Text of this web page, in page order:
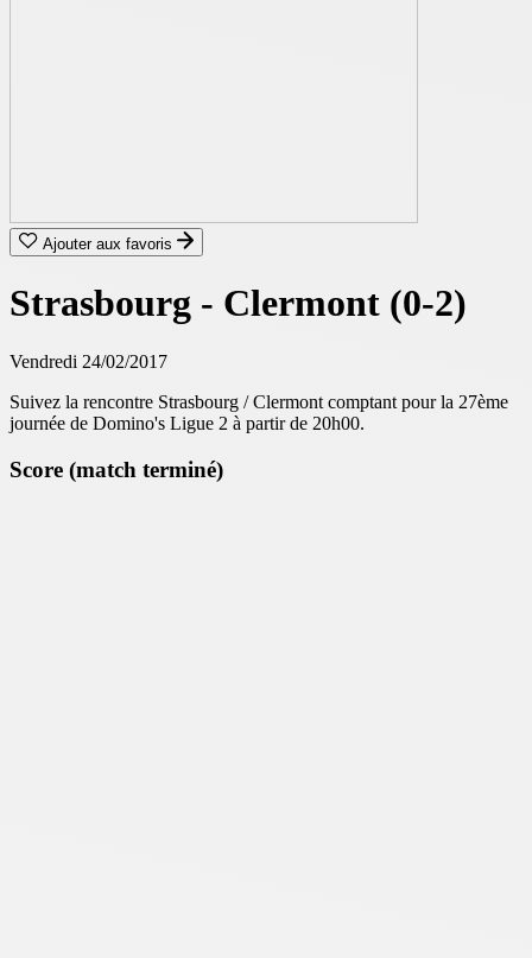
Ajouter aux favoris
Strasbourg - Clermont (0-2)
Vendredi 24/02/2017
Suivez la rencontre Strasbourg / Clermont comptant pour la 27ème
journée de Domino's Ligue 2 à partir de 20h00.
Score (match terminé)